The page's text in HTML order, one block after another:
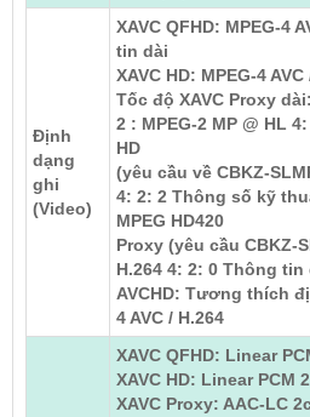
Định
dạng
ghi
(Video)
XAVC QFHD: MPEG-4
tin dài
XAVC HD: MPEG-4
Tốc độ XAVC Proxy
2 : MPEG-2 MP @ HL
HD
(yêu cầu về CBKZ-
4: 2: 2 Thông số kỹ
MPEG HD420
Proxy (yêu cầu CBKZ-
H.264 4: 2: 0 Thông tin
AVCHD: Tương thích
4 AVC / H.264
XAVC QFHD: Linear
XAVC HD: Linear PCM
XAVC Proxy: AAC-LC